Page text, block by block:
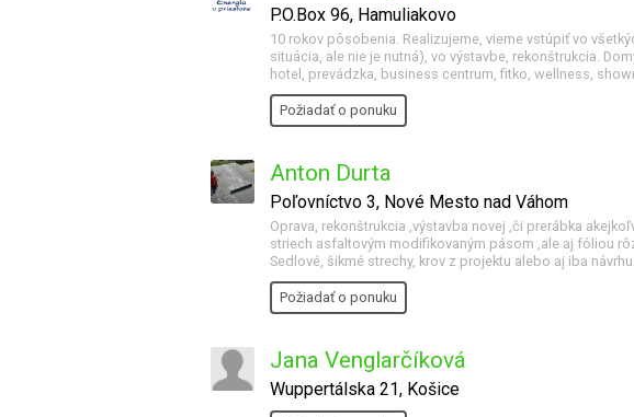
P.O.Box 96, Hamuliakovo
10 rokov pôsobenia. Realizujeme, vieme vstúpiť vo
situácia, ale nie je nutná), vo výstavbe, rekonštrukcia.
hotel, prevádzka, business centrum, fitko, wellness,
Požiadať o ponuku
Anton Durta
Poľovníctvo 3, Nové Mesto nad Váhom
Oprava, rekonštrukcia ,výstavba novej ,či prerábka
striech asfaltovým modifikovaným pásom ,ale aj fóliou
Sedlové, šikmé strechy, krov z projektu alebo aj iba
Požiadať o ponuku
Jana Venglarčíková
Wuppertálska 21, Košice